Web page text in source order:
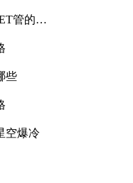
管的合
些
空爆冷